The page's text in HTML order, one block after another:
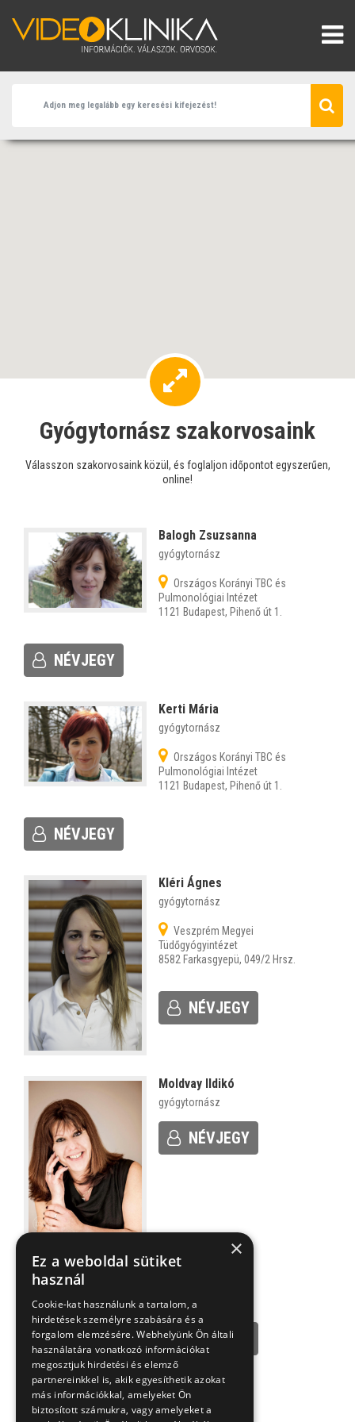
Gyógytornász szakorvosaink
Válasszon szakorvosaink közül, és foglaljon időpontot egyszerűen,
online!
Balogh Zsuzsanna
gyógytornász
Országos Korányi TBC és
Pulmonológiai Intézet
1121 Budapest, Pihenő út 1.
NÉVJEGY
Kerti Mária
gyógytornász
Országos Korányi TBC és
Pulmonológiai Intézet
1121 Budapest, Pihenő út 1.
NÉVJEGY
Kléri Ágnes
gyógytornász
Veszprém Megyei
Tüdőgyógyintézet
8582 Farkasgyepü, 049/2 Hrsz.
NÉVJEGY
Moldvay Ildikó
gyógytornász
NÉVJEGY
gyógytornász
NÉVJEGY
×
Ez a weboldal sütiket
használ
Cookie-kat használunk a tartalom, a
hirdetések személyre szabására és a
forgalom elemzésére. Webhelyünk Ön általi
használatára vonatkozó információkat
megosztjuk hirdetési és elemző
partnereinkkel is, akik egyesíthetik azokat
más információkkal, amelyeket Ön
biztosított számukra, vagy amelyeket a